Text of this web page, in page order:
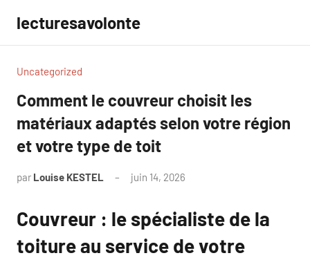
contenu
lecturesavolonte
Uncategorized
Comment le couvreur choisit les
matériaux adaptés selon votre région
et votre type de toit
par Louise KESTEL juin 14, 2026
Couvreur : le spécialiste de la
toiture au service de votre